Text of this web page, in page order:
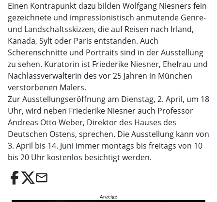
Einen Kontrapunkt dazu bilden Wolfgang Niesners fein
gezeichnete und impressionistisch anmutende Genre-
und Landschaftsskizzen, die auf Reisen nach Irland,
Kanada, Sylt oder Paris entstanden. Auch
Scherenschnitte und Portraits sind in der Ausstellung
zu sehen. Kuratorin ist Friederike Niesner, Ehefrau und
Nachlassverwalterin des vor 25 Jahren in München
verstorbenen Malers.
Zur Ausstellungseröffnung am Dienstag, 2. April, um 18
Uhr, wird neben Friederike Niesner auch Professor
Andreas Otto Weber, Direktor des Hauses des
Deutschen Ostens, sprechen. Die Ausstellung kann von
3. April bis 14. Juni immer montags bis freitags von 10
bis 20 Uhr kostenlos besichtigt werden.
email